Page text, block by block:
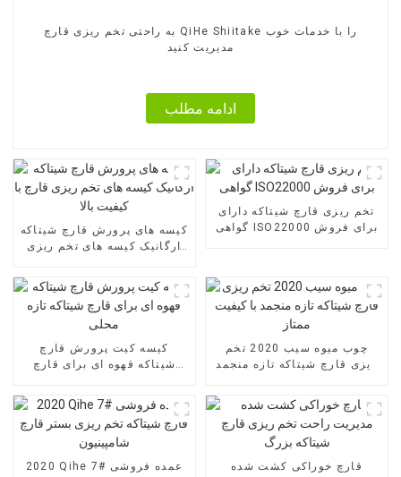
به راحتی تخم ریزی قارچ QiHe Shiitake را با خدمات خوب
مدیریت کنید
ادامه مطلب
کیسه های پرورش قارچ شیتاکه
ارگانیک کیسه های تخم ریزی
تخم ریزی قارچ شیتاکه دارای
گواهی ISO22000 برای فروش
کیسه کیت پرورش قارچ
شیتاکه قهوه ای برای قارچ
چوب میوه سیب 2020 تخم
ریزی قارچ شیتاکه تازه منجمد
2020 Qihe 7# عمده فروشی
قارچ خوراکی کشت شده